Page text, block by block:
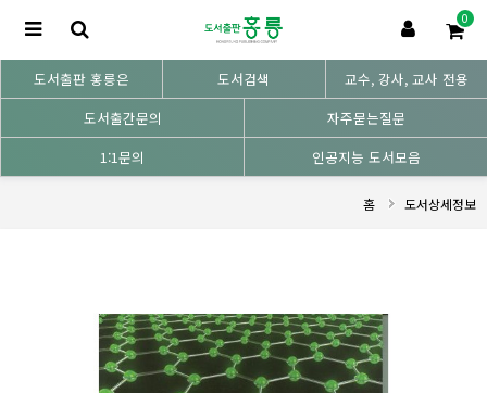
0
도서출판 홍릉은 도서검색
교수, 강사, 교사 전용
도서출간문의
자주묻는질문
1:1문의
인공지능 도서모음
홈 도서상세정보